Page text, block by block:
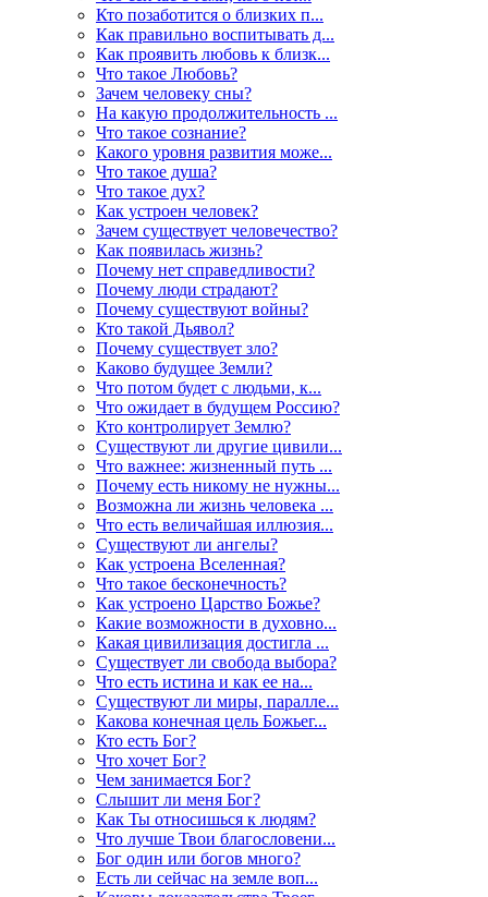
Кто позаботится о близких п...
Как правильно воспитывать д...
Как проявить любовь к близк...
Что такое Любовь?
Зачем человеку сны?
На какую продолжительность ...
Что такое сознание?
Какого уровня развития може...
Что такое душа?
Что такое дух?
Как устроен человек?
Зачем существует человечество?
Как появилась жизнь?
Почему нет справедливости?
Почему люди страдают?
Почему существуют войны?
Кто такой Дьявол?
Почему существует зло?
Каково будущее Земли?
Что потом будет с людьми, к...
Что ожидает в будущем Россию?
Кто контролирует Землю?
Существуют ли другие цивили...
Что важнее: жизненный путь ...
Почему есть никому не нужны...
Возможна ли жизнь человека ...
Что есть величайшая иллюзия...
Существуют ли ангелы?
Как устроена Вселенная?
Что такое бесконечность?
Как устроено Царство Божье?
Какие возможности в духовно...
Какая цивилизация достигла ...
Существует ли свобода выбора?
Что есть истина и как ее на...
Существуют ли миры, паралле...
Какова конечная цель Божьег...
Кто есть Бог?
Что хочет Бог?
Чем занимается Бог?
Слышит ли меня Бог?
Как Ты относишься к людям?
Что лучше Твои благословени...
Бог один или богов много?
Есть ли сейчас на земле воп...